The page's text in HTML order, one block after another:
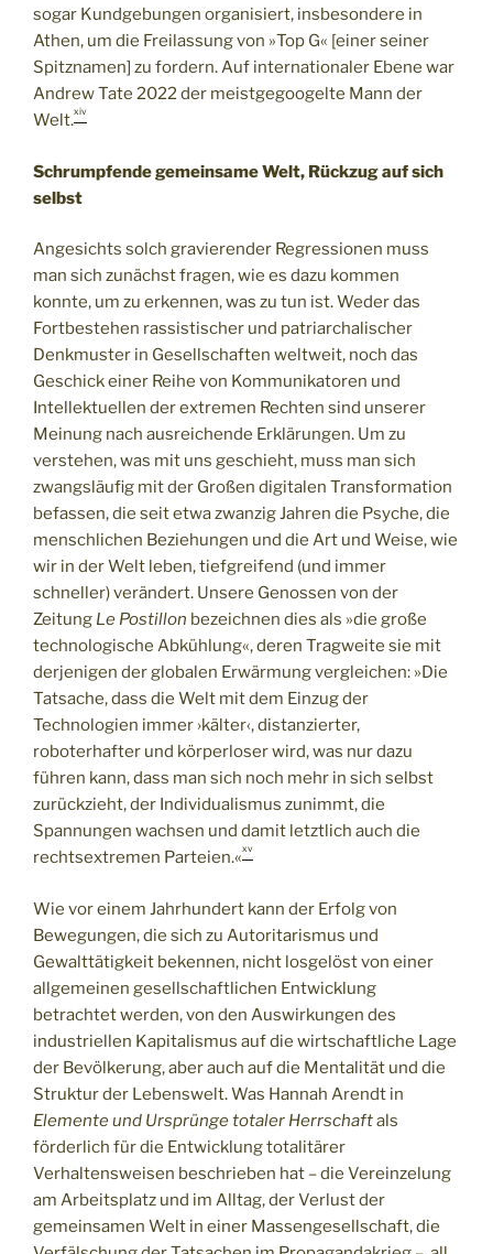
sogar Kundgebungen organisiert, insbesondere in
Athen, um die Freilassung von »Top G« [einer seiner
Spitznamen] zu fordern. Auf internationaler Ebene war
Andrew Tate 2022 der meistgegoogelte Mann der
Welt.xiv
Schrumpfende gemeinsame Welt, Rückzug auf sich
selbst
Angesichts solch gravierender Regressionen muss
man sich zunächst fragen, wie es dazu kommen
konnte, um zu erkennen, was zu tun ist. Weder das
Fortbestehen rassistischer und patriarchalischer
Denkmuster in Gesellschaften weltweit, noch das
Geschick einer Reihe von Kommunikatoren und
Intellektuellen der extremen Rechten sind unserer
Meinung nach ausreichende Erklärungen. Um zu
verstehen, was mit uns geschieht, muss man sich
zwangsläufig mit der Großen digitalen Transformation
befassen, die seit etwa zwanzig Jahren die Psyche, die
menschlichen Beziehungen und die Art und Weise, wie
wir in der Welt leben, tiefgreifend (und immer
schneller) verändert. Unsere Genossen von der
Zeitung Le Postillon bezeichnen dies als »die große
technologische Abkühlung«, deren Tragweite sie mit
derjenigen der globalen Erwärmung vergleichen: »Die
Tatsache, dass die Welt mit dem Einzug der
Technologien immer ›kälter‹, distanzierter,
roboterhafter und körperloser wird, was nur dazu
führen kann, dass man sich noch mehr in sich selbst
zurückzieht, der Individualismus zunimmt, die
Spannungen wachsen und damit letztlich auch die
rechtsextremen Parteien.«xv
Wie vor einem Jahrhundert kann der Erfolg von
Bewegungen, die sich zu Autoritarismus und
Gewalttätigkeit bekennen, nicht losgelöst von einer
allgemeinen gesellschaftlichen Entwicklung
betrachtet werden, von den Auswirkungen des
industriellen Kapitalismus auf die wirtschaftliche Lage
der Bevölkerung, aber auch auf die Mentalität und die
Struktur der Lebenswelt. Was Hannah Arendt in
Elemente und Ursprünge totaler Herrschaftals
förderlich für die Entwicklung totalitärer
Verhaltensweisen beschrieben hat – die Vereinzelung
am Arbeitsplatz und im Alltag, der Verlust der
gemeinsamen Welt in einer Massengesellschaft, die